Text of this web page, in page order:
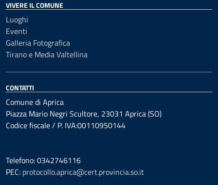
VIVERE IL COMUNE
Luoghi
Eventi
Galleria Fotografica
Tirano e Media Valtellina
CONTATTI
Comune di Aprica
Piazza Mario Negri Scultore, 23031 Aprica (SO)
Codice fiscale / P. IVA:00110950144
Telefono: 0342746116
PEC: protocollo.aprica@cert.provincia.so.it